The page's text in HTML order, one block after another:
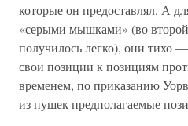
которые он предоставлял. А
«серыми мышками» (во второй
получилось легко), они тихо
свои позиции к позициям
временем, по приказанию
из пушек предполагаемые